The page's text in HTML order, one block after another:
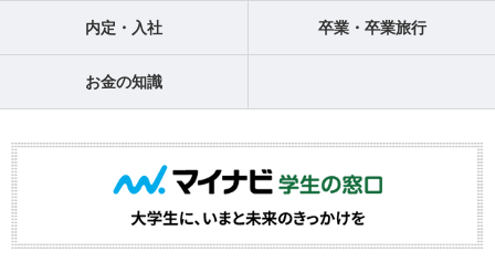
内定・入社 卒業・卒業旅行
お金の知識